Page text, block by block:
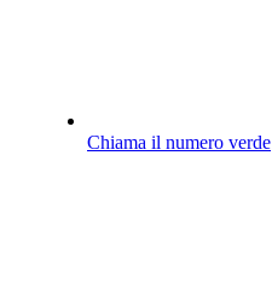
Chiama il numero verde